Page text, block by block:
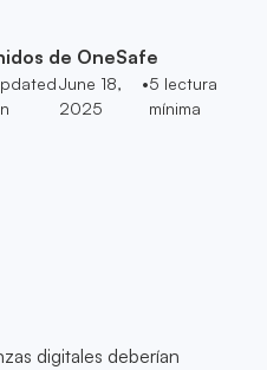
de OneSafe
June 18,
2025
•5 lectura
mínima
digitales deberían